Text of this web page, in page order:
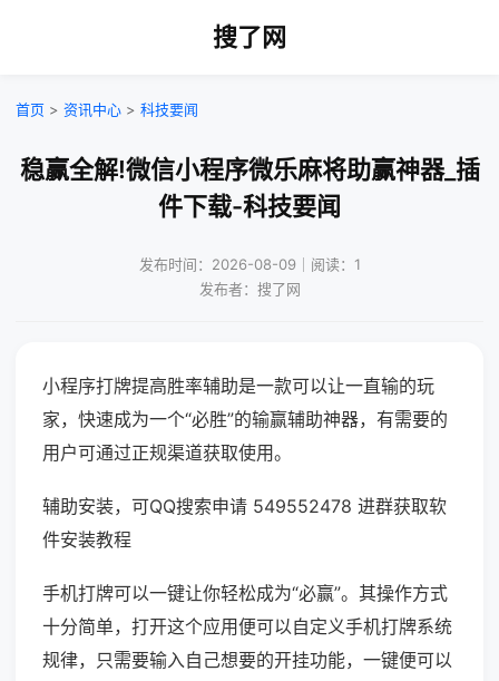
搜了网
首页 > 资讯中心 > 科技要闻
稳赢全解!微信小程序微乐麻将助赢神器_插
件下载-科技要闻
发布时间：2026-08-09｜阅读：1
发布者：搜了网
小程序打牌提高胜率辅助是一款可以让一直输的玩
家，快速成为一个“必胜”的输赢辅助神器，有需要的
用户可通过正规渠道获取使用。
辅助安装，可QQ搜索申请 549552478 进群获取软
件安装教程
手机打牌可以一键让你轻松成为“必赢”。其操作方式
十分简单，打开这个应用便可以自定义手机打牌系统
规律，只需要输入自己想要的开挂功能，一键便可以